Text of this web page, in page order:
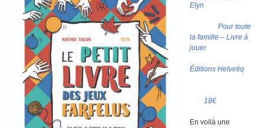
Elyn
Pour toute
la famille – Livre à
jouer
Éditions Helvetiq
18€
En voilà une